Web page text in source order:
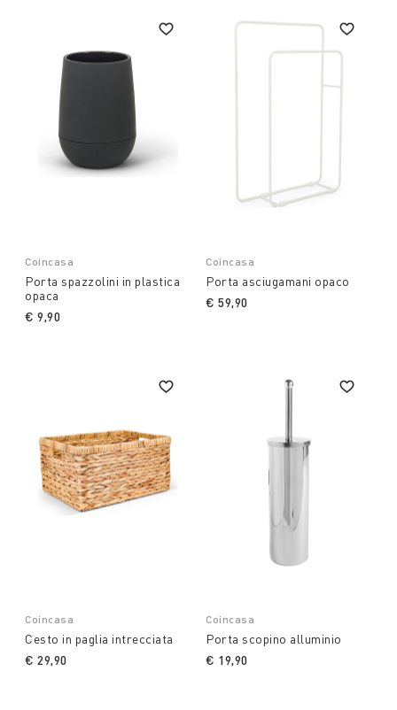
Coincasa
Porta spazzolini in plastica
opaca
€ 9,90
Coincasa
Porta asciugamani opaco
€ 59,90
Coincasa
Cesto in paglia intrecciata
€ 29,90
Coincasa
Porta scopino alluminio
€ 19,90